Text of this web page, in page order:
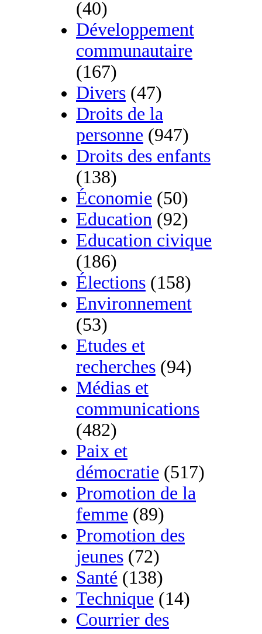
(40)
Développement
communautaire
(167)
Divers (47)
Droits de la
personne (947)
Droits des enfants
(138)
Économie (50)
Education (92)
Education civique
(186)
Élections (158)
Environnement
(53)
Etudes et
recherches (94)
Médias et
communications
(482)
Paix et
démocratie (517)
Promotion de la
femme (89)
Promotion des
jeunes (72)
Santé (138)
Technique (14)
Courrier des